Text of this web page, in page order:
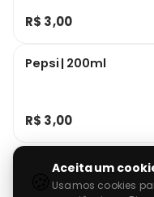
R$ 3,00
Pepsi | 200ml
R$ 3,00
🍪Aceita um
Usamos cookies